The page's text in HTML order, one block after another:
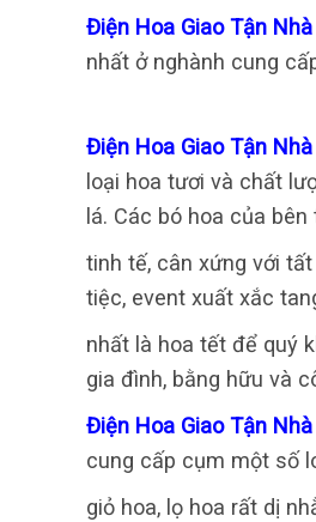
Điện Hoa Giao Tận
nhất ở nghành cung
Điện Hoa Giao Tận
loại hoa tươi và chất
lá. Các bó hoa của
tinh tế, cân xứng với
tiệc, event xuất xắc
nhất là hoa tết để quý
gia đình, bằng hữu và
Điện Hoa Giao Tận
cung cấp cụm một số
giỏ hoa, lọ hoa rất dị